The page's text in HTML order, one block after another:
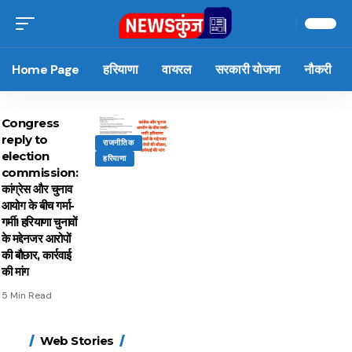
Home Page हरियाणा वायरल सरकारी योजना नौकरी
राजनीतिक
हरियाणा
Congress
reply to
election
commission:
कांग्रेस और चुनाव
आयोग के बीच गर्मा-
गर्मी! हरियाणा चुनावों
के मद्देनजर आरोपों
की बौछार, कार्रवाई
की मांग
5 Min Read
Web Stories
15 नवंबर से लागू होंगे
मोटापे को कम करने के लिए